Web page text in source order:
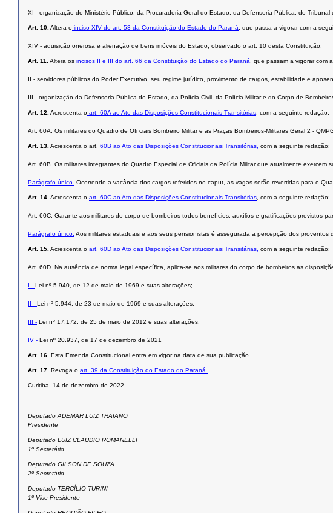
XI - organização do Ministério Público, da Procuradoria-Geral do Estado, da Defensoria Pública, do
Art. 10.Altera o inciso XIV do art. 53 da Constituição do Estado do Paraná, que passa a vigorar com a
XIV - aquisição onerosa e alienação de bens imóveis do Estado, observado o art. 10 desta Constituição;
Art. 11.Altera os incisos II e III do art. 66 da Constituição do Estado do Paraná, que passam a vigorar com
II - servidores públicos do Poder Executivo, seu regime jurídico, provimento de cargos, estabilidade e
III - organização da Defensoria Pública do Estado, da Polícia Civil, da Polícia Militar e do Corpo de
Art. 12.Acrescenta o art. 60A ao Ato das Disposições Constitucionais Transitórias, com a seguinte redação:
Art. 60A. Os militares do Quadro de Ofi ciais Bombeiro Militar e as Praças Bombeiros-Militares Geral 2 -
Art. 13.Acrescenta o art. 60B ao Ato das Disposições Constitucionais Transitórias, com a seguinte redação:
Art. 60B. Os militares integrantes do Quadro Especial de Oficiais da Polícia Militar que atualmente
Parágrafo único. Ocorrendo a vacância dos cargos referidos no caput, as vagas serão revertidas para o
Art. 14.Acrescenta o art. 60C ao Ato das Disposições Constitucionais Transitórias, com a seguinte redação:
Art. 60C. Garante aos militares do corpo de bombeiros todos benefícios, auxílios e gratificações previstos
Parágrafo único. Aos militares estaduais e aos seus pensionistas é assegurada a percepção dos
Art. 15.Acrescenta o art. 60D ao Ato das Disposições Constitucionais Transitárias, com a seguinte redação:
Art. 60D. Na ausência de norma legal específica, aplica-se aos militares do corpo de bombeiros as
I - Lei nº 5.940, de 12 de maio de 1969 e suas alterações;
II - Lei nº 5.944, de 23 de maio de 1969 e suas alterações;
III - Lei nº 17.172, de 25 de maio de 2012 e suas alterações;
IV - Lei nº 20.937, de 17 de dezembro de 2021
Art. 16. Esta Emenda Constitucional entra em vigor na data de sua publicação.
Art. 17. Revoga o art. 39 da Constituição do Estado do Paraná.
Curitiba, 14 de dezembro de 2022.
Deputado ADEMAR LUIZ TRAIANO
Presidente
Deputado LUIZ CLAUDIO ROMANELLI
1º Secretário
Deputado GILSON DE SOUZA
2º Secretário
Deputado TERCÍLIO TURINI
1º Vice-Presidente